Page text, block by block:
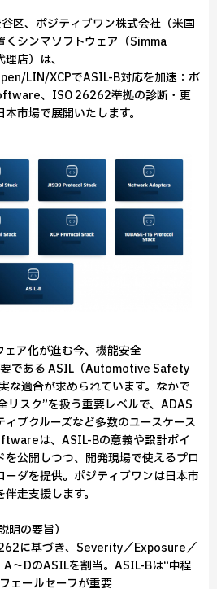
区、ポジティブワン株式会社（米国
くシンマソフトウェア（Simma
店）は、
LIN/XCPでASIL-B対応を加速：ポ
、ISO 26262準拠の診断・更
市場で展開いたします。
ア化が進む今、機能安全
である ASIL（Automotive Safety
適合が求められています。なかで
リスク”を扱う重要レベルで、ADAS
ブクルーズなど多数のユースケース
は、ASIL-Bの意義や設計ポイ
公開しつつ、開発現場で使えるプロ
ーダを提供。ポジティブワンは日本市
走支援します。
の要旨）
に基づき、Severity／Exposure／
～DのASILを割当。ASIL-Bは“中程
ェールセーフが重要